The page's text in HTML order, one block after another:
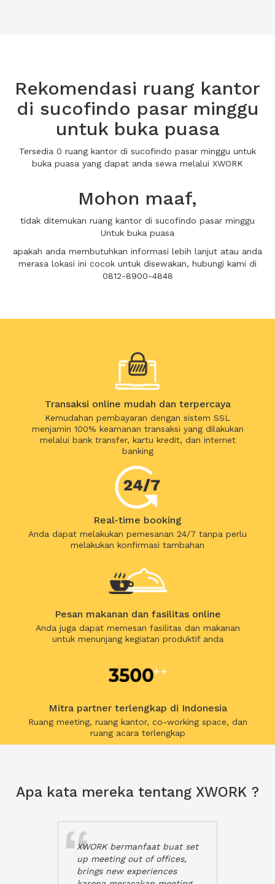
Rekomendasi ruang kantor
di sucofindo pasar minggu
untuk buka puasa
Tersedia 0 ruang kantor di sucofindo pasar minggu untuk
buka puasa yang dapat anda sewa melalui XWORK
Mohon maaf,
tidak ditemukan ruang kantor di sucofindo pasar minggu
Untuk buka puasa
apakah anda membutuhkan informasi lebih lanjut atau anda
merasa lokasi ini cocok untuk disewakan, hubungi kami di
0812-8900-4848
Transaksi online mudah dan terpercaya
Kemudahan pembayaran dengan sistem SSL
menjamin 100% keamanan transaksi yang dilakukan
melalui bank transfer, kartu kredit, dan internet
banking
Real-time booking
Anda dapat melakukan pemesanan 24/7 tanpa perlu
melakukan konfirmasi tambahan
Pesan makanan dan fasilitas online
Anda juga dapat memesan fasilitas dan makanan
untuk menunjang kegiatan produktif anda
Mitra partner terlengkap di Indonesia
Ruang meeting, ruang kantor, co-working space, dan
ruang acara terlengkap
Apa kata mereka tentang XWORK ?
XWORK bermanfaat buat set
up meeting out of offices,
brings new experiences